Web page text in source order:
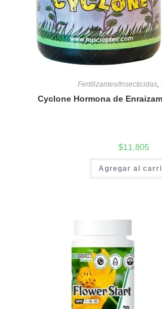
Fertilizantes/Insecticidas,
Cyclone Hormona de
$11,805
Agregar al